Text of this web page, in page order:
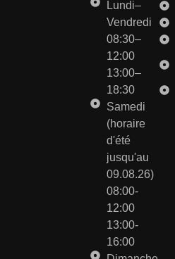
Lundi–
Vendredi
08:30–
12:00
13:00–
18:30
Samedi
(horaire
d'été
jusqu'au
09.08.26)
08:00-
12:00
13:00-
16:00